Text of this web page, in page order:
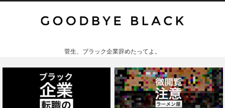
菅生、ブラック企業辞めたってよ。